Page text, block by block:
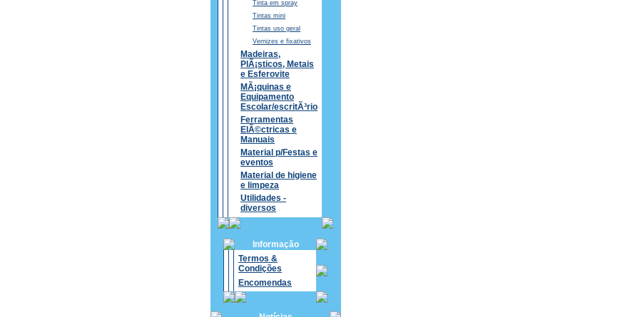
Tinta em spray
Tintas mini
Tintas uso geral
Vernizes e fixativos
Madeiras,
PlÃ¡sticos, Metais
e Esferovite
MÃ¡quinas e
Equipamento
Escolar/escritÃ³rio
Ferramentas
ElÃ©ctricas e
Manuais
Material p/Festas e
eventos
Material de higiene
e limpeza
Utilidades -
diversos
Informação
Termos &
Condições
Encomendas